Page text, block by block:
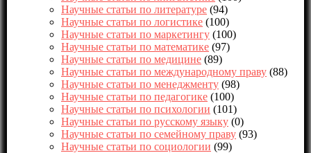
Научные статьи по литературе (94)
Научные статьи по логистике (100)
Научные статьи по маркетингу (100)
Научные статьи по математике (97)
Научные статьи по медицине (89)
Научные статьи по международному праву (88)
Научные статьи по менеджменту (98)
Научные статьи по педагогике (100)
Научные статьи по психологии (101)
Научные статьи по русскому языку (0)
Научные статьи по семейному праву (93)
Научные статьи по социологии (99)